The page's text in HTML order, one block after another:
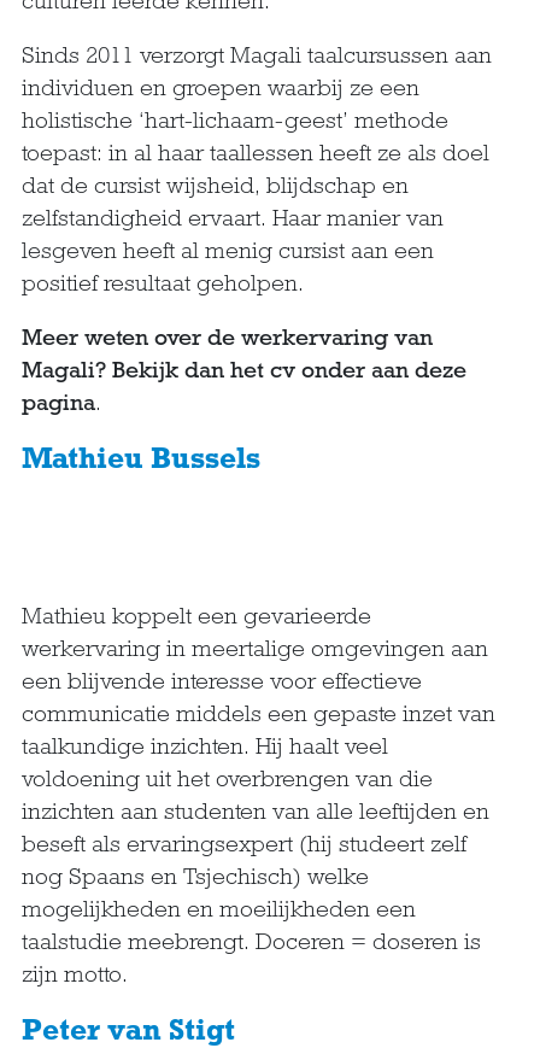
Sinds 2011 verzorgt Magali taalcursussen aan
individuen en groepen waarbij ze een
holistische ‘hart-lichaam-geest’ methode
toepast: in al haar taallessen heeft ze als doel
dat de cursist wijsheid, blijdschap en
zelfstandigheid ervaart. Haar manier van
lesgeven heeft al menig cursist aan een
positief resultaat geholpen.
Meer weten over de werkervaring van
Magali? Bekijk dan het cv onder aan deze
pagina.
Mathieu Bussels
Mathieu koppelt een gevarieerde
werkervaring in meertalige omgevingen aan
een blijvende interesse voor effectieve
communicatie middels een gepaste inzet van
taalkundige inzichten. Hij haalt veel
voldoening uit het overbrengen van die
inzichten aan studenten van alle leeftijden en
beseft als ervaringsexpert (hij studeert zelf
nog Spaans en Tsjechisch) welke
mogelijkheden en moeilijkheden een
taalstudie meebrengt. Doceren = doseren is
zijn motto.
Peter van Stigt